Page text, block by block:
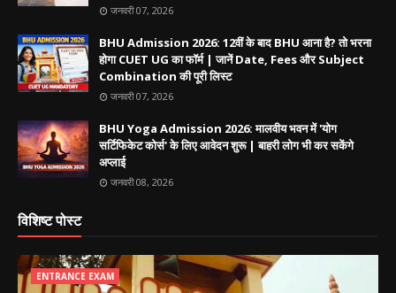
जनवरी 07, 2026
BHU Admission 2026: 12वीं के बाद BHU आना है? तो भरना
होगा CUET UG का फॉर्म | जानें Date, Fees और Subject
Combination की पूरी लिस्ट
जनवरी 07, 2026
BHU Yoga Admission 2026: मालवीय भवन में 'योग
सर्टिफिकेट कोर्स' के लिए आवेदन शुरू | बाहरी लोग भी कर सकेंगे
अप्लाई
जनवरी 08, 2026
विशिष्ट पोस्ट
ENTRANCE EXAM